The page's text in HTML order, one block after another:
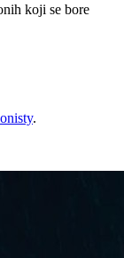
koji se bore
.